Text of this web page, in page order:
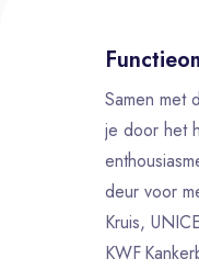
Samen met
je door het
deur voor
Kruis,
KWF